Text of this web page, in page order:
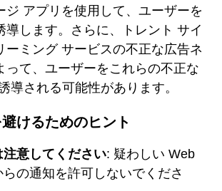
ジ アプリを使用して、ユーザーを
導します。さらに、トレント サイ
ーミング サービスの不正な広告ネ
って、ユーザーをこれらの不正な
導される可能性があります。
けるためのヒント
注意してください: 疑わしい Web
の通知を許可しないでくださ